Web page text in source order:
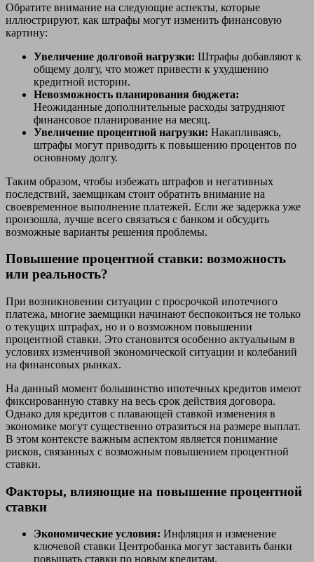
Обратите внимание на следующие аспекты, которые
иллюстрируют, как штрафы могут изменить финансовую
картину:
Увеличение долговой нагрузки: Штрафы добавляют к
общему долгу, что может привести к ухудшению
кредитной истории.
Невозможность планирования бюджета:
Неожиданные дополнительные расходы затрудняют
финансовое планирование на месяц.
Увеличение процентной нагрузки: Накапливаясь,
штрафы могут приводить к повышению процентов по
основному долгу.
Таким образом, чтобы избежать штрафов и негативных
последствий, заемщикам стоит обратить внимание на
своевременное выполнение платежей. Если же задержка уже
произошла, лучше всего связаться с банком и обсудить
возможные варианты решения проблемы.
Повышение процентной ставки: возможность
или реальность?
При возникновении ситуации с просрочкой ипотечного
платежа, многие заемщики начинают беспокоиться не только
о текущих штрафах, но и о возможном повышении
процентной ставки. Это становится особенно актуальным в
условиях изменчивой экономической ситуации и колебаний
на финансовых рынках.
На данный момент большинство ипотечных кредитов имеют
фиксированную ставку на весь срок действия договора.
Однако для кредитов с плавающей ставкой изменения в
экономике могут существенно отразиться на размере выплат.
В этом контексте важным аспектом является понимание
рисков, связанных с возможным повышением процентной
ставки.
Факторы, влияющие на повышение процентной
ставки
Экономические условия: Инфляция и изменение
ключевой ставки Центробанка могут заставить банки
повышать ставки по новым кредитам.